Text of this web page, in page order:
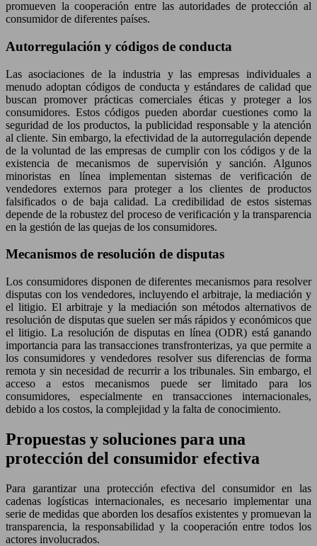
promueven la cooperación entre las autoridades de protección al
consumidor de diferentes países.
Autorregulación y códigos de conducta
Las asociaciones de la industria y las empresas individuales a
menudo adoptan códigos de conducta y estándares de calidad que
buscan promover prácticas comerciales éticas y proteger a los
consumidores. Estos códigos pueden abordar cuestiones como la
seguridad de los productos, la publicidad responsable y la atención
al cliente. Sin embargo, la efectividad de la autorregulación depende
de la voluntad de las empresas de cumplir con los códigos y de la
existencia de mecanismos de supervisión y sanción. Algunos
minoristas en línea implementan sistemas de verificación de
vendedores externos para proteger a los clientes de productos
falsificados o de baja calidad. La credibilidad de estos sistemas
depende de la robustez del proceso de verificación y la transparencia
en la gestión de las quejas de los consumidores.
Mecanismos de resolución de disputas
Los consumidores disponen de diferentes mecanismos para resolver
disputas con los vendedores, incluyendo el arbitraje, la mediación y
el litigio. El arbitraje y la mediación son métodos alternativos de
resolución de disputas que suelen ser más rápidos y económicos que
el litigio. La resolución de disputas en línea (ODR) está ganando
importancia para las transacciones transfronterizas, ya que permite a
los consumidores y vendedores resolver sus diferencias de forma
remota y sin necesidad de recurrir a los tribunales. Sin embargo, el
acceso a estos mecanismos puede ser limitado para los
consumidores, especialmente en transacciones internacionales,
debido a los costos, la complejidad y la falta de conocimiento.
Propuestas y soluciones para una
protección del consumidor efectiva
Para garantizar una protección efectiva del consumidor en las
cadenas logísticas internacionales, es necesario implementar una
serie de medidas que aborden los desafíos existentes y promuevan la
transparencia, la responsabilidad y la cooperación entre todos los
actores involucrados.